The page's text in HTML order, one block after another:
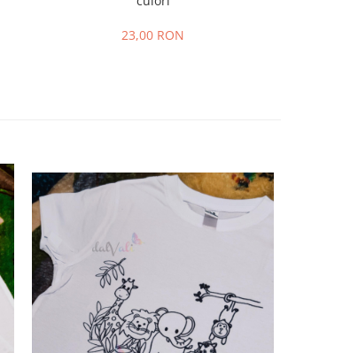
23,00 RON